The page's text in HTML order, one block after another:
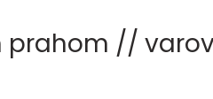
prahom //